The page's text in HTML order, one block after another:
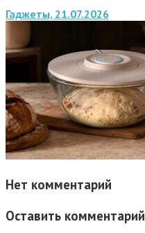
Гаджеты, 21.07.2026
Нет комментарий
Оставить комментарий